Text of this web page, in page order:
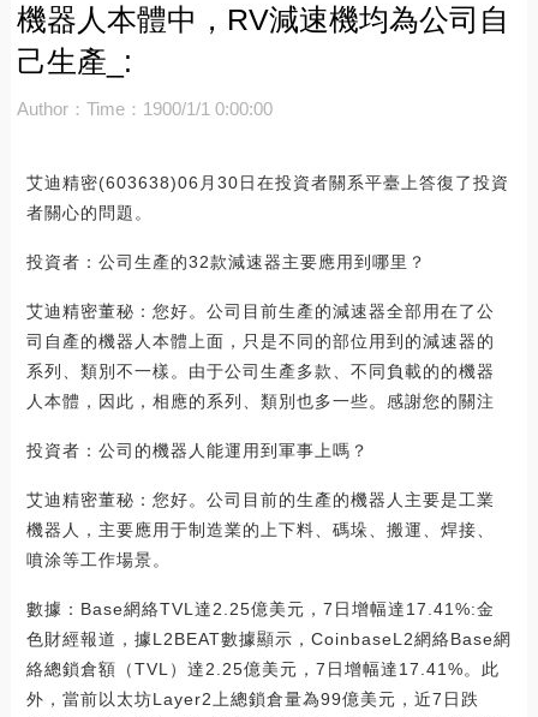
機器人本體中，RV減速機均為公司自
己生產_:
Author： Time：1900/1/1 0:00:00
艾迪精密(603638)06月30日在投資者關系平臺上答復了投資
者關心的問題。
投資者：公司生產的32款減速器主要應用到哪里？
艾迪精密董秘：您好。公司目前生產的減速器全部用在了公
司自產的機器人本體上面，只是不同的部位用到的減速器的
系列、類別不一樣。由于公司生產多款、不同負載的的機器
人本體，因此，相應的系列、類別也多一些。感謝您的關注
投資者：公司的機器人能運用到軍事上嗎？
艾迪精密董秘：您好。公司目前的生產的機器人主要是工業
機器人，主要應用于制造業的上下料、碼垛、搬運、焊接、
噴涂等工作場景。
數據：Base網絡TVL達2.25億美元，7日增幅達17.41%:金
色財經報道，據L2BEAT數據顯示，CoinbaseL2網絡Base網
絡總鎖倉額（TVL）達2.25億美元，7日增幅達17.41%。此
外，當前以太坊Layer2上總鎖倉量為99億美元，近7日跌